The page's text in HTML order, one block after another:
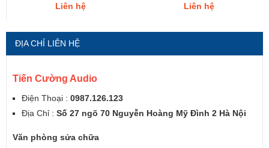
Liên hệ Liên hệ
ĐỊA CHỈ LIÊN HỆ
Tiến Cường Audio
Điện Thoại : 0987.126.123
Địa Chỉ : Số 27 ngõ 70 Nguyễn Hoàng Mỹ Đình 2 Hà Nội
Văn phòng sửa chữa